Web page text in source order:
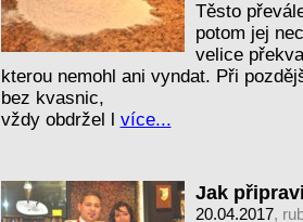
Těsto
potom jej
velice
kterou nemohl ani vyndat. Při
bez kvasnic,
vždy obdržel l více...
Jak
20.04.2017,